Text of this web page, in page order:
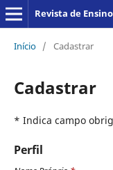
Revista de
Início / Cadastrar
Cadastrar
* Indica campo
Perfil